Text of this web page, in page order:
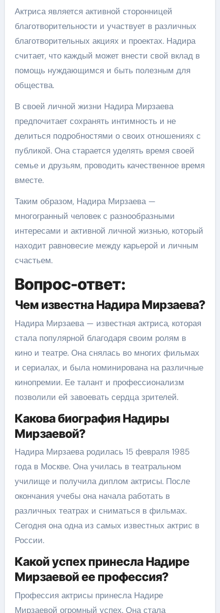
Актриса является активной сторонницей
благотворительности и участвует в различных
благотворительных акциях и проектах. Надира
считает, что каждый может внести свой вклад в
помощь нуждающимся и быть полезным для
общества.
В своей личной жизни Надира Мирзаева
предпочитает сохранять интимность и не
делиться подробностями о своих отношениях с
публикой. Она старается уделять время своей
семье и друзьям, проводить качественное время
вместе.
Таким образом, Надира Мирзаева —
многогранный человек с разнообразными
интересами и активной личной жизнью, который
находит равновесие между карьерой и личным
счастьем.
Вопрос-ответ:
Чем известна Надира Мирзаева?
Надира Мирзаева — известная актриса, которая
стала популярной благодаря своим ролям в
кино и театре. Она снялась во многих фильмах
и сериалах, и была номинирована на различные
кинопремии. Ее талант и профессионализм
позволили ей завоевать сердца зрителей.
Какова биография Надиры
Мирзаевой?
Надира Мирзаева родилась 15 февраля 1985
года в Москве. Она училась в театральном
училище и получила диплом актрисы. После
окончания учебы она начала работать в
различных театрах и сниматься в фильмах.
Сегодня она одна из самых известных актрис в
России.
Какой успех принесла Надире
Мирзаевой ее профессия?
Профессия актрисы принесла Надире
Мирзаевой огромный успех. Она стала